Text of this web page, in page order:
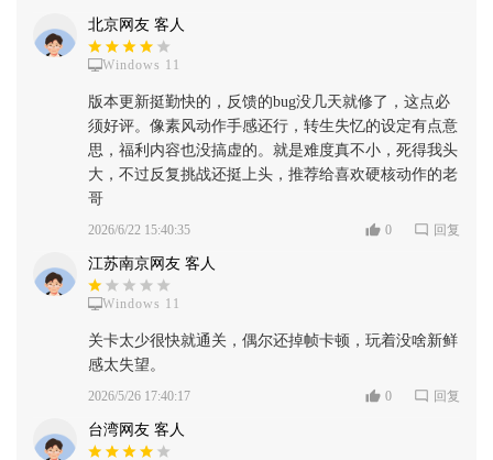
北京网友 客人
Windows 11
版本更新挺勤快的，反馈的bug没几天就修了，这点必
须好评。像素风动作手感还行，转生失忆的设定有点意
思，福利内容也没搞虚的。就是难度真不小，死得我头
大，不过反复挑战还挺上头，推荐给喜欢硬核动作的老
哥
2026/6/22 15:40:35 0 回复
江苏南京网友 客人
Windows 11
关卡太少很快就通关，偶尔还掉帧卡顿，玩着没啥新鲜
感太失望。
2026/5/26 17:40:17 0 回复
台湾网友 客人